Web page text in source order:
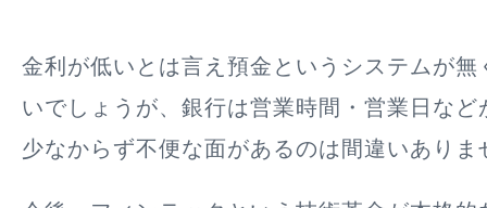
金利が低いとは言え預金というシステムが無
いでしょうが、銀行は営業時間・営業日など
少なからず不便な面があるのは間違いありま